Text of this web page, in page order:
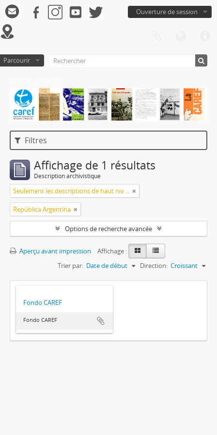
Ouverture de session
Parcourir
Filtres
Affichage de 1 résultats
Description archivistique
Seulement les descriptions de haut niveau
República Argentina
Options de recherche avancée
Aperçu avant impression
Affichage :
Trier par: Date de début Direction: Croissant
Fondo CAREF
Fondo CAREF